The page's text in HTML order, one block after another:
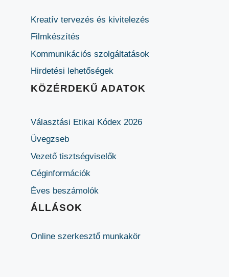
Kreatív tervezés és kivitelezés
Filmkészítés
Kommunikációs szolgáltatások
Hirdetési lehetőségek
KÖZÉRDEKŰ ADATOK
Választási Etikai Kódex 2026
Üvegzseb
Vezető tisztségviselők
Céginformációk
Éves beszámolók
ÁLLÁSOK
Online szerkesztő munkakör